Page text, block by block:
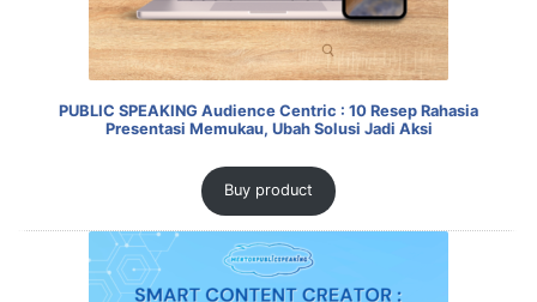
PUBLIC SPEAKING Audience Centric : 10 Resep Rahasia
Presentasi Memukau, Ubah Solusi Jadi Aksi
Buy product